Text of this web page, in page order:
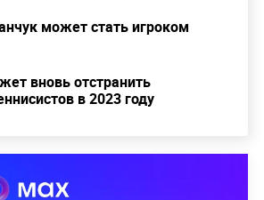
может стать игроком
вновь отстранить
в 2023 году